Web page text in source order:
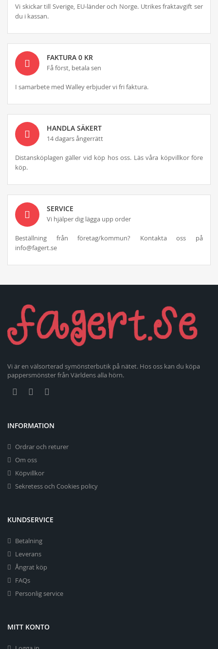
Vi skickar till Sverige, EU-länder och Norge. Utrikes fraktavgift ser
du i kassan.
FAKTURA 0 KR
Få först, betala sen
I samarbete med Walley erbjuder vi fri faktura.
HANDLA SÄKERT
14 dagars ångerrätt
Distansköplagen gäller vid köp hos oss. Läs våra köpvillkor före
köp.
SERVICE
Vi hjälper dig lägga upp order
Beställning från företag/kommun? Kontakta oss på
info@fagert.se
Vi är en välsorterad symönsterbutik på nätet. Hos oss kan du köpa
pappersmönster från Världens alla hörn.
INFORMATION
Ordrar och returer
Om oss
Köpvillkor
Sekretess och Cookies policy
KUNDSERVICE
Betalning
Leverans
Ångrat köp
FAQs
Personlig service
MITT KONTO